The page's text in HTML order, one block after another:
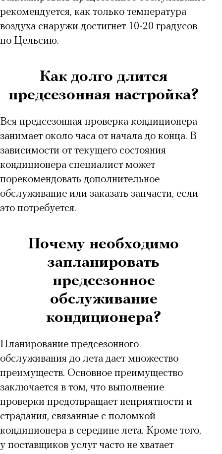
рекомендуется, как только температура
воздуха снаружи достигнет 10-20 градусов
по Цельсию.
Как долго длится
предсезонная настройка?
Вся предсезонная проверка кондиционера
занимает около часа от начала до конца. В
зависимости от текущего состояния
кондиционера специалист может
порекомендовать дополнительное
обслуживание или заказать запчасти, если
это потребуется.
Почему необходимо
запланировать
предсезонное
обслуживание
кондиционера?
Планирование предсезонного
обслуживания до лета дает множество
преимуществ. Основное преимущество
заключается в том, что выполнение
проверки предотвращает неприятности и
страдания, связанные с поломкой
кондиционера в середине лета. Кроме того,
у поставщиков услуг часто не хватает